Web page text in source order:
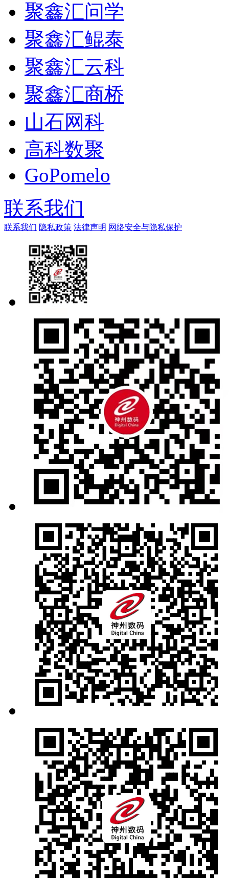
聚鑫汇问学
聚鑫汇鲲泰
聚鑫汇云科
聚鑫汇商桥
山石网科
高科数聚
GoPomelo
联系我们
联系我们 隐私政策 法律声明 网络安全与隐私保护